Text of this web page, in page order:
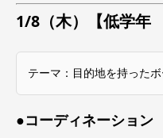
1/8（木）【低学年
テーマ：目的地を持った
●コーディネーション